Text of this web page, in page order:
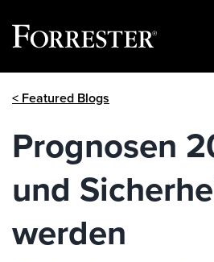
< Featured Blogs
Prognosen
und
werden